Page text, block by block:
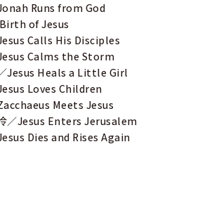
Runs from God
of Jesus
Calls His Disciples
Calms the Storm
Jesus Heals a Little Girl
Loves Children
Meets Jesus
／Jesus Enters Jerusalem
Dies and Rises Again